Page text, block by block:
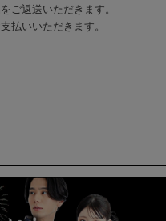
ご返送いただきます。
払いいただきます。